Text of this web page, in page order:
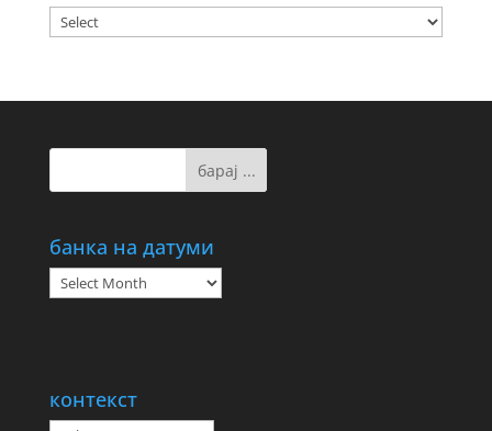
банка на датуми
банка
на
контекст